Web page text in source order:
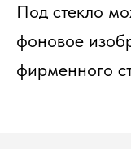
Под стекло
фоновое
фирменного